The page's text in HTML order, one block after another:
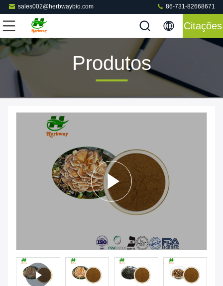
sales002@herbwaybio.com 86-731-82668671
Citações
Produtos